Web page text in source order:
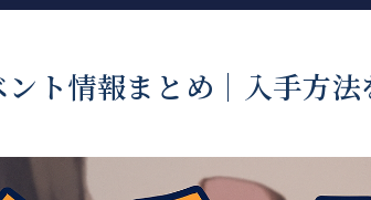
ト情報まとめ｜入手方法